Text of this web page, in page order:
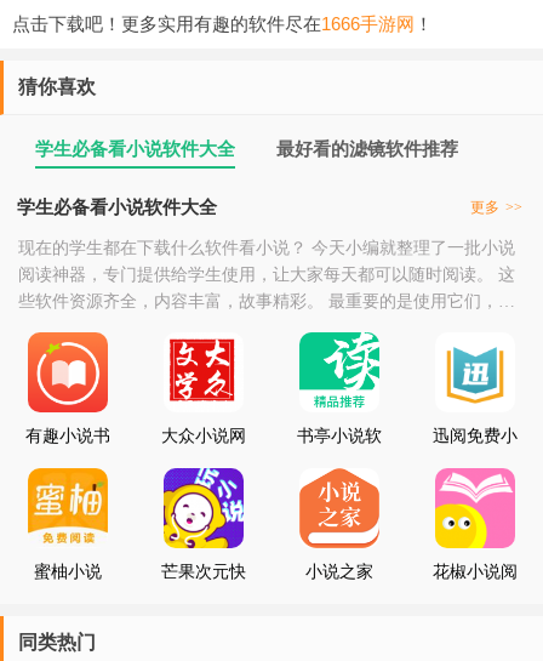
点击下载吧！更多实用有趣的软件尽在1666手游网 ！
猜你喜欢
学生必备看小说软件大全 最好看的滤镜软件推荐
学生必备看小说软件大全 更多 >>
现在的学生都在下载什么软件看小说？ 今天小编就整理了一批小说
阅读神器，专门提供给学生使用，让大家每天都可以随时阅读。 这
些软件资源齐全，内容丰富，故事精彩。 最重要的是使用它们，不
需要花钱就可以享受，喜欢阅读的朋友可以来学生必备看小说软件
大全点击下载，让阅读成为生活的一部分。
有趣小说书
大众小说网
书亭小说软
迅阅免费小
蜜柚小说
芒果次元快
小说之家
花椒小说阅
同类热门